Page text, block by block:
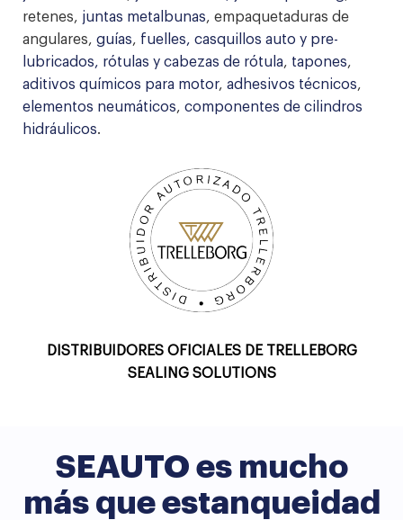
retenes, juntas metalbunas, empaquetaduras de
angulares, guías, fuelles, casquillos auto y pre-
lubricados, rótulas y cabezas de rótula, tapones,
aditivos químicos para motor, adhesivos técnicos,
elementos neumáticos, componentes de cilindros
hidráulicos.
DISTRIBUIDORES OFICIALES DE TRELLEBORG
SEALING SOLUTIONS
SEAUTO es mucho
más que estanqueidad